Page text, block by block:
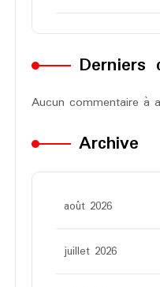
Derniers
Aucun commentaire à
Archive
août 2026
juillet 2026